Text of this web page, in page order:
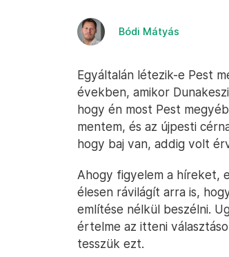
Bódi Mátyás
Egyáltalán létezik-e Pest
években, amikor
hogy én most Pest
mentem, és az újpesti
hogy baj van, addig volt
Ahogy figyelem a híreket,
élesen rávilágít arra is,
említése nélkül beszélni.
értelme az itteni
tesszük ezt.